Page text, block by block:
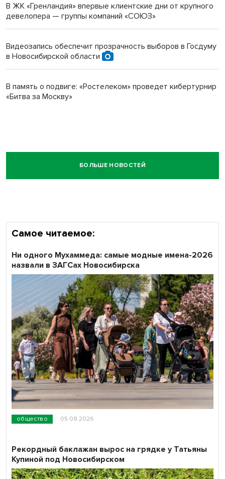
В ЖК «Гренландия» впервые клиентские дни от крупного
девелопера — группы компаний «СОЮЗ»
Видеозапись обеспечит прозрачность выборов в Госдуму
в Новосибирской области
В память о подвиге: «Ростелеком» проведет кибертурнир
«Битва за Москву»
БОЛЬШЕ НОВОСТЕЙ
Самое читаемое:
общество 05.08.2026
Ни одного Мухаммеда: самые модные имена-2026
назвали в ЗАГСах Новосибирска
Рекордный баклажан вырос на грядке у Татьяны
Купиной под Новосибирском